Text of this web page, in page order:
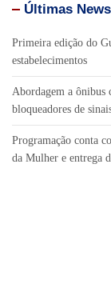
Últimas News
Primeira edição do
estabelecimentos
Abordagem a ônibus
bloqueadores de
Programação conta
da Mulher e entrega